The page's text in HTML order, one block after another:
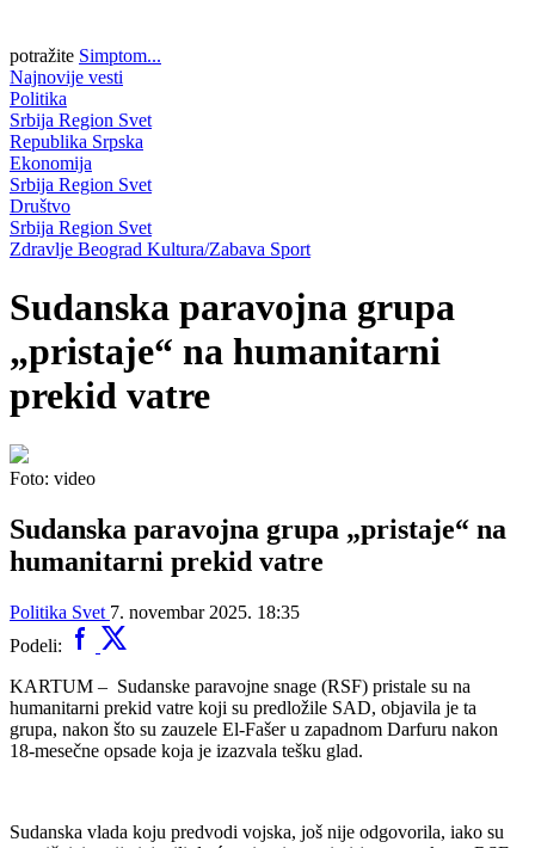
potražite Simptom...
Najnovije vesti
Politika
Srbija Region Svet
Republika Srpska
Ekonomija
Srbija Region Svet
Društvo
Srbija Region Svet
Zdravlje Beograd Kultura/Zabava Sport
Sudanska paravojna grupa
„pristaje“ na humanitarni
prekid vatre
Foto: video
Sudanska paravojna grupa „pristaje“ na
humanitarni prekid vatre
Politika Svet 7. novembar 2025. 18:35
Podeli:
KARTUM – Sudanske paravojne snage (RSF) pristale su na
humanitarni prekid vatre koji su predložile SAD, objavila je ta
grupa, nakon što su zauzele El-Fašer u zapadnom Darfuru nakon
18-mesečne opsade koja je izazvala tešku glad.
Sudanska vlada koju predvodi vojska, još nije odgovorila, iako su